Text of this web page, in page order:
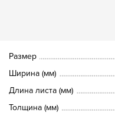
Размер
Ширина (мм)
Длина листа (мм)
Толщина (мм)